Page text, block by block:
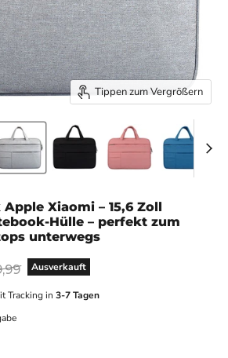
Tippen zum Vergrößern
Xiaomi – 15,6 Zoll
Hülle – perfekt zum
unterwegs
Ausverkauft
Tracking in 3-7 Tagen